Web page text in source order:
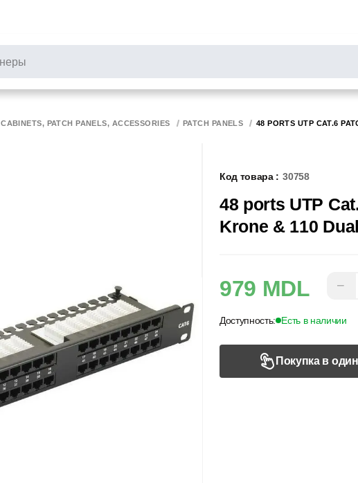
CABINETS, PATCH PANELS, ACCESSORIES PATCH PANELS 48 PORTS UTP CAT.6
Код товара : 30758
48 ports UTP
Krone & 110 Dual
979 MDL −
Доступность: Есть в наличии
Покупка в